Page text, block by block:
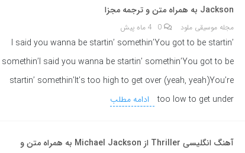
Jackson به همراه متن و ترجمه مجزا
مجله موسیقی ملود 0 4 ماه پیش
I said you wanna be startin’ somethin’You got to be startin’
somethin’I said you wanna be startin’ somethin’You got to be
startin’ somethin’It’s too high to get over (yeah, yeah)You’re
too low to get under
ادامه مطلب
آهنگ انگلیسی Thriller از Michael Jackson به همراه متن و